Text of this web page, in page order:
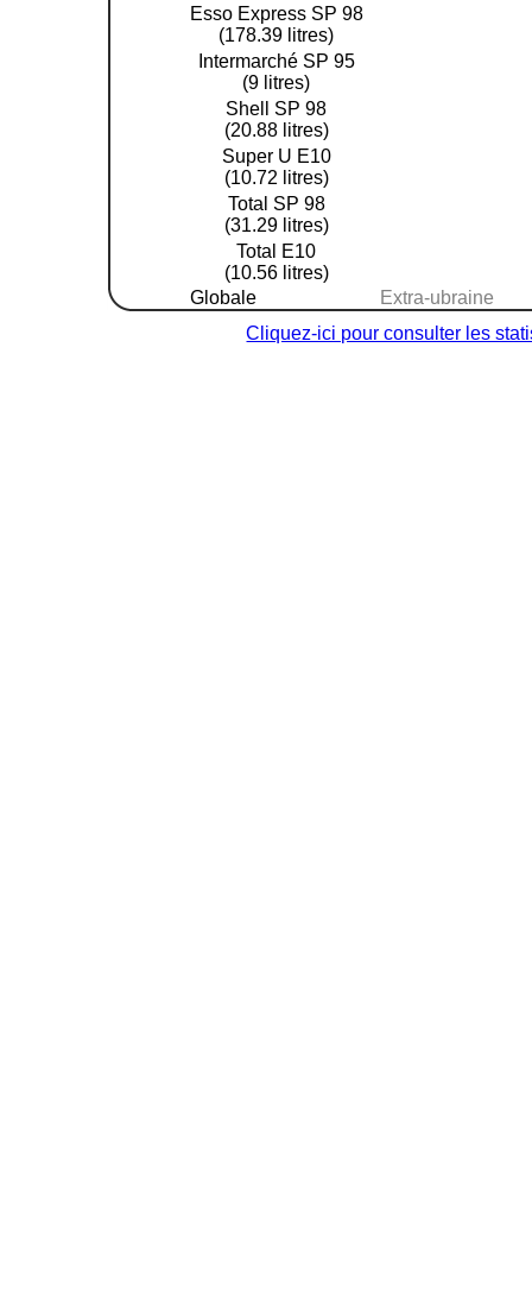
Esso Express SP 98
(178.39 litres)
Intermarché SP 95
(9 litres)
Shell SP 98
(20.88 litres)
Super U E10
(10.72 litres)
Total SP 98
(31.29 litres)
Total E10
(10.56 litres)
Extra-ubraine
Globale
Cliquez-ici pour consulter les